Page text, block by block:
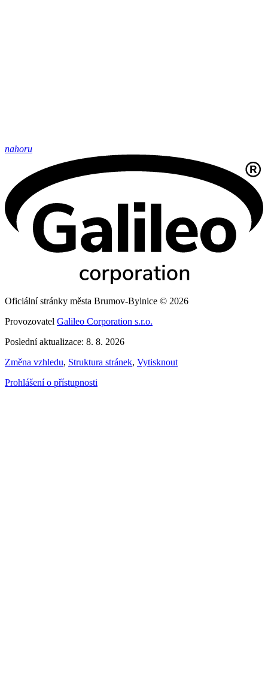
nahoru
Oficiální stránky města Brumov-Bylnice © 2026
Provozovatel Galileo Corporation s.r.o.
Poslední aktualizace: 8. 8. 2026
Změna vzhledu, Struktura stránek, Vytisknout
Prohlášení o přístupnosti